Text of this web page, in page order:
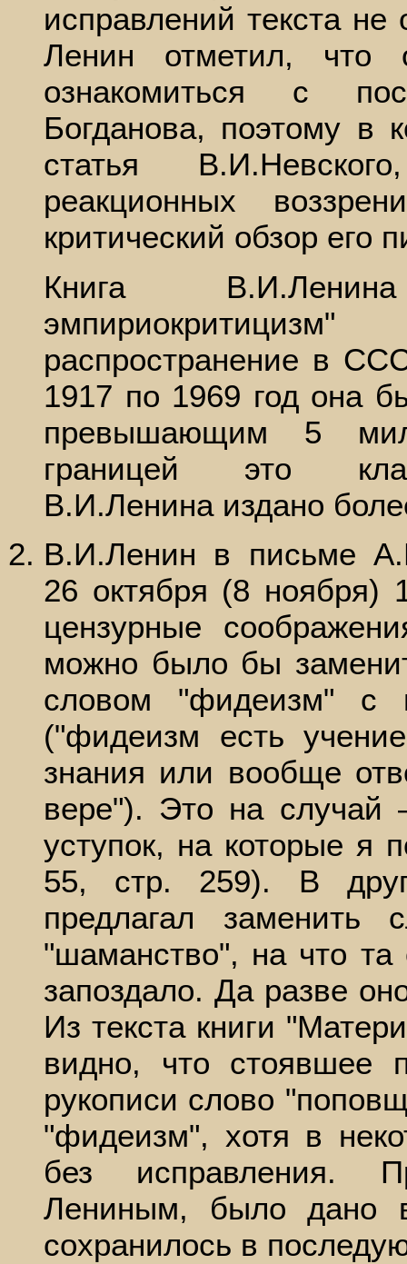
исправлений текста
Ленин отметил, что
ознакомиться с
Богданова, поэтому в
статья
реакционных
критический обзор его
Книга
распространение в
1917 по 1969 год она
превышающим 5
границей это
В.И.Ленина издано
В.И.Ленин в письме
26 октября (8 ноября)
цензурные
можно было бы
словом "фидеизм" с
("фидеизм есть
знания или вообще
вере"). Это на
уступок, на которые я
55, стр. 259). В
предлагал заменить
"шаманство", на что
запоздало. Да разве
Из текста книги
видно, что стоявшее
рукописи слово
"фидеизм", хотя в
без исправления.
Лениным, было дано
сохранилось в